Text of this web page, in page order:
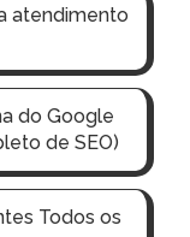
atendimento
do Google
de SEO)
Todos os